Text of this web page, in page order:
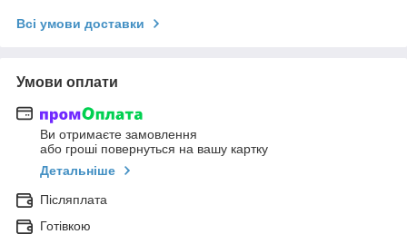
Всі умови доставки
Умови оплати
Ви отримаєте замовлення
або гроші повернуться на вашу картку
Детальніше
Післяплата
Готівкою